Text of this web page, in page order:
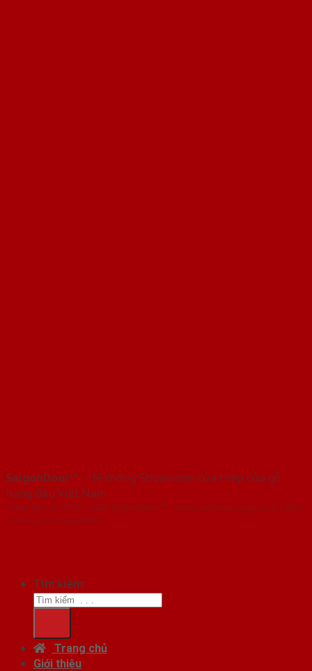
SaigonDoor™ - Hệ thống Showroom cửa thép cửa gỗ
hàng đầu Việt Nam
Copyright ⓒ 2016 – 2026 SaigonDoor™ - www.cuathepcuago.com | Đơn
vị chủ quản SaigonDoor
Tìm kiếm:
Trang chủ
Giới thiệu